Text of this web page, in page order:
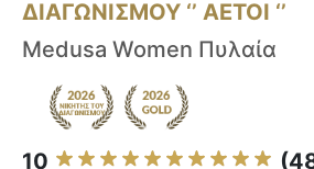
ΔΙΑΓΩΝΙΣΜΟΥ ‘’ ΑΕΤΟΙ ‘’
Medusa Women Πυλαία
10